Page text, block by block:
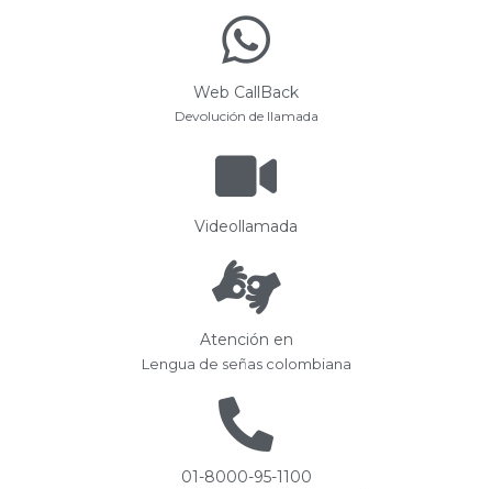
Web CallBack
Devolución de llamada
Videollamada
Atención en
Lengua de señas colombiana
01-8000-95-1100